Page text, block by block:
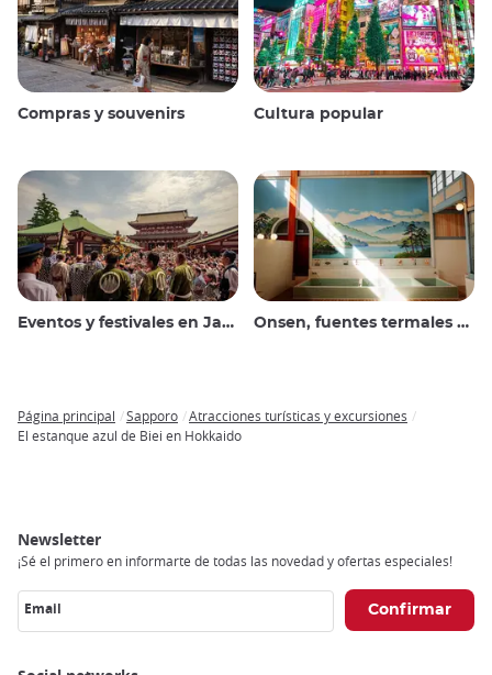
Compras y souvenirs Cultura popular
Eventos y festivales en Japón Onsen, fuentes termales y baños públicos
Breadcrumb
Página principal Sapporo
Atracciones turísticas y excursiones
El estanque azul de Biei en Hokkaido
Newsletter
¡Sé el primero en informarte de todas las novedad y ofertas especiales!
Email